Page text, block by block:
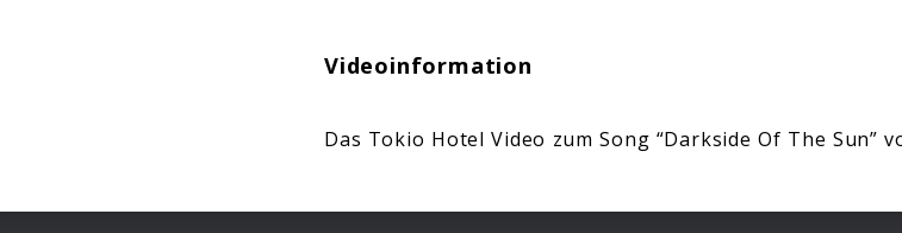
Videoinformation
Das Tokio Hotel Video zum Song “Darkside Of The Sun”